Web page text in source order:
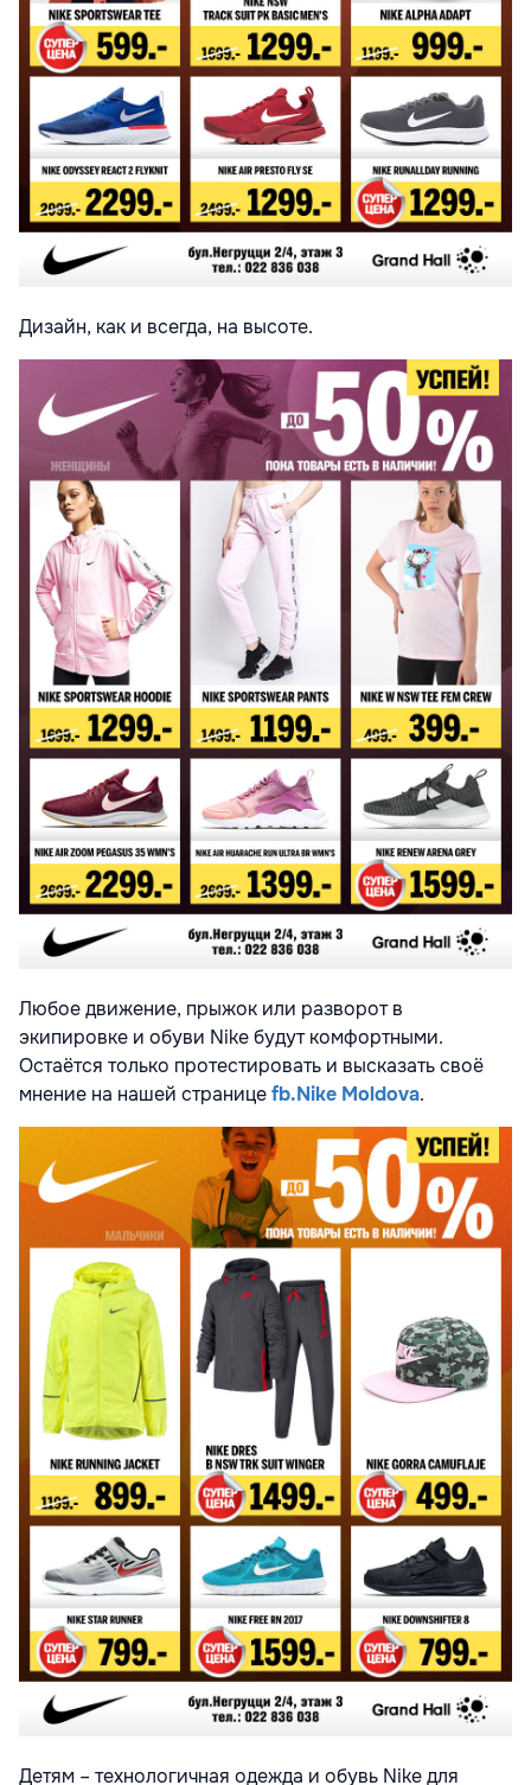
Дизайн, как и всегда, на высоте.
Любое движение, прыжок или разворот в
экипировке и обуви Nike будут комфортными.
Остаётся только протестировать и высказать своё
мнение на нашей страницеfb.Nike Moldova.
Детям – технологичная одежда и обувь Nike для